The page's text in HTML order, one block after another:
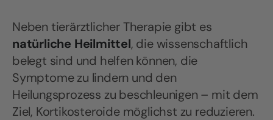
Neben tierärztlicher Therapie gibt es
natürliche Heilmittel, die wissenschaftlich
belegt sind und helfen können, die
Symptome zu lindern und den
Heilungsprozess zu beschleunigen – mit dem
Ziel, Kortikosteroide möglichst zu reduzieren.